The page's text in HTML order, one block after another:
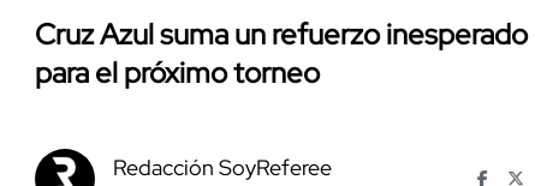
Cruz Azul suma un refuerzo inesperado
para el próximo torneo
Redacción SoyReferee